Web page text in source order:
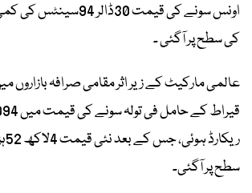
کی سطح پر آگئی ۔
سطح پر آگئی۔